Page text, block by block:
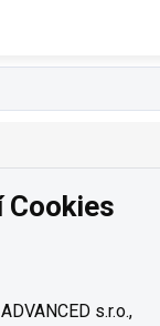
s.r.o.,